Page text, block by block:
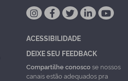
ACESSIBILIDADE
DEIXE SEU FEEDBACK
Compartilhe conoscose nossos
canais estão adequados pra